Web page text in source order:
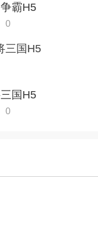
霸H5
0
国H5
0